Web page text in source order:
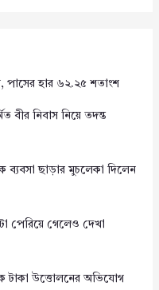
পাসের হার ৬২.২৫ শতাংশ
বীর নিবাস নিয়ে তদন্ত
ব্যবসা ছাড়ার মুচলেকা দিলেন
পেরিয়ে গেলেও দেখা
টাকা উত্তোলনের অভিযোগ